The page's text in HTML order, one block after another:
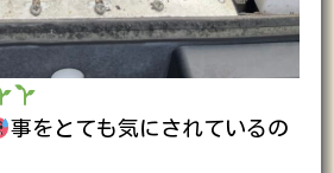
事をとても気にされているの